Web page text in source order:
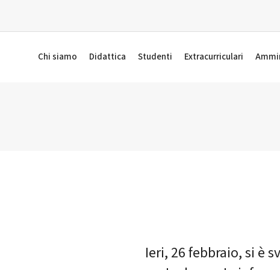
Chi siamo Didattica Studenti Extracurriculari
Ieri, 26 febbraio, si è